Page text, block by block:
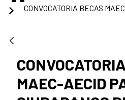
MAEC-AECID